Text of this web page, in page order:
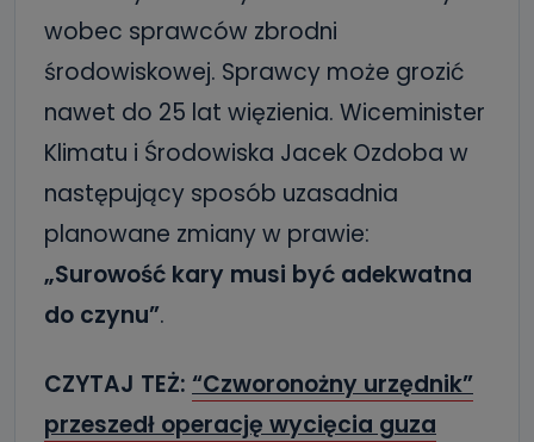
wobec sprawców zbrodni
środowiskowej. Sprawcy może grozić
nawet do 25 lat więzienia. Wiceminister
Klimatu i Środowiska Jacek Ozdoba w
następujący sposób uzasadnia
planowane zmiany w prawie:
„Surowość kary musi być adekwatna
do czynu”.
CZYTAJ TEŻ: “Czworonożny urzędnik”
przeszedł operację wycięcia guza